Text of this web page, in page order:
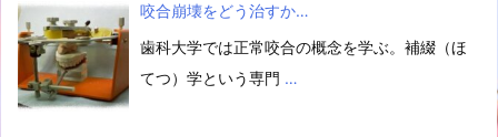
咬合崩壊をどう治すか…
歯科大学では正常咬合の概念を学ぶ。補綴（ほ
てつ）学という専門 …